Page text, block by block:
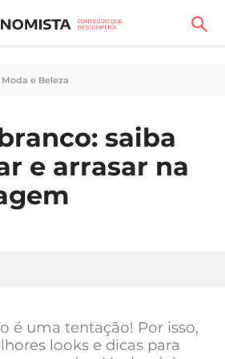
Moda e Beleza
saiba
e arrasar na
é uma tentação! Por isso,
looks e dicas para